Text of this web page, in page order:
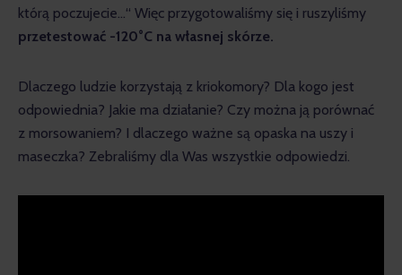
którą poczujecie…“ Więc przygotowaliśmy się i ruszyliśmy
przetestować -120°C na własnej skórze.
Dlaczego ludzie korzystają z kriokomory? Dla kogo jest
odpowiednia? Jakie ma działanie? Czy można ją porównać
z morsowaniem? I dlaczego ważne są opaska na uszy i
maseczka? Zebraliśmy dla Was wszystkie odpowiedzi.